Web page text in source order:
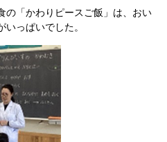
「かわりピースご飯」は、おい
いっぱいでした。